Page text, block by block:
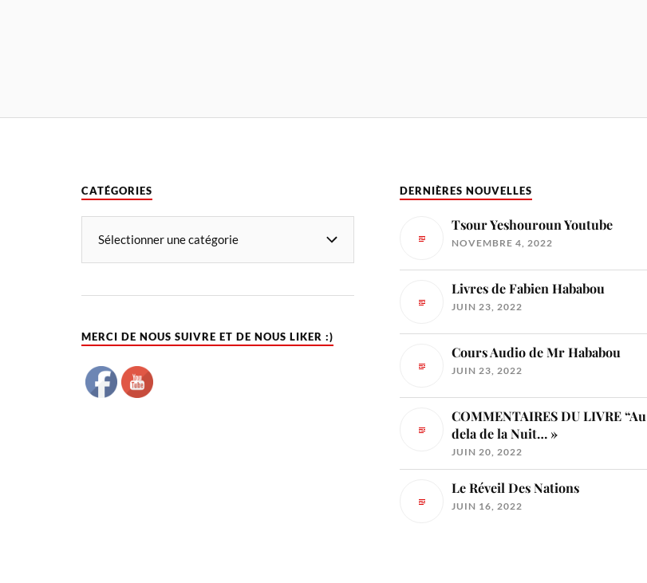
CATÉGORIES
MERCI DE NOUS SUIVRE ET DE NOUS LIKER :)
DERNIÈRES NOUVELLES
Tsour Yeshouroun Youtube
NOVEMBRE 4, 2022
Livres de Fabien Hababou
JUIN 23, 2022
Cours Audio de Mr Hababou
JUIN 23, 2022
COMMENTAIRES DU LIVRE “Au
dela de la Nuit… »
JUIN 20, 2022
Le Réveil Des Nations
JUIN 16, 2022